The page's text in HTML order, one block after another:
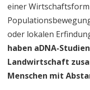
einer
oder lokalen
haben aDNA-
Landwirtschaft
Menschen mit